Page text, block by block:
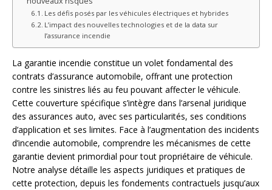
Les défis posés par les véhicules électriques et hybrides
L’impact des nouvelles technologies et de la data sur
l’assurance incendie
La garantie incendie constitue un volet fondamental des
contrats d’assurance automobile, offrant une protection
contre les sinistres liés au feu pouvant affecter le véhicule.
Cette couverture spécifique s’intègre dans l’arsenal juridique
des assurances auto, avec ses particularités, ses conditions
d’application et ses limites. Face à l’augmentation des incidents
d’incendie automobile, comprendre les mécanismes de cette
garantie devient primordial pour tout propriétaire de véhicule.
Notre analyse détaille les aspects juridiques et pratiques de
cette protection, depuis les fondements contractuels jusqu’aux